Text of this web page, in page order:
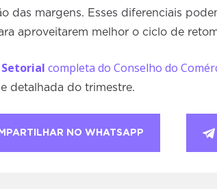
das margens. Esses diferenciais
aproveitarem melhor o ciclo de
completa do Conselho do
detalhada do trimestre.
NO WHATSAPP